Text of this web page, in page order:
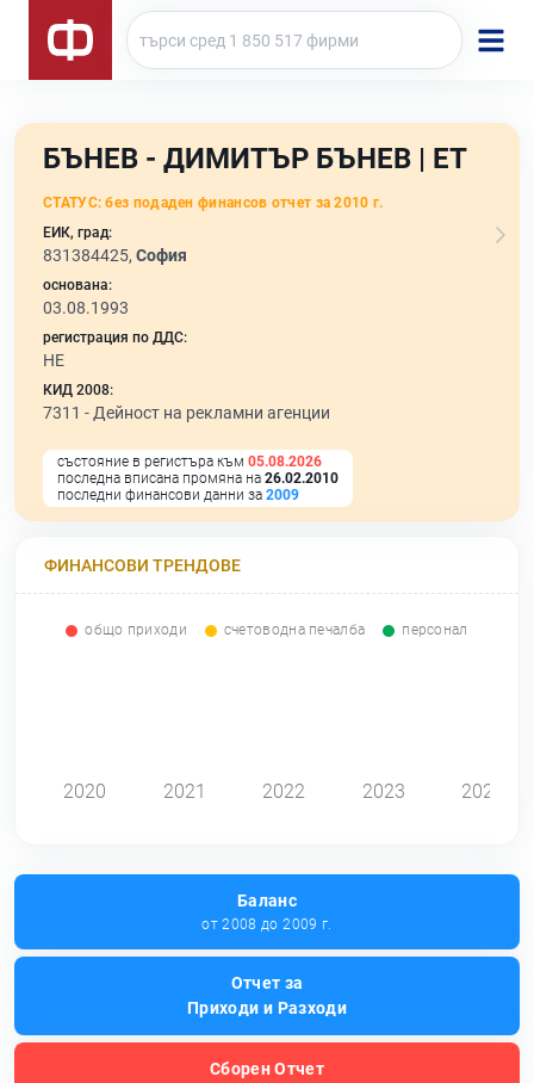
БЪНЕВ - ДИМИТЪР БЪНЕВ | ЕТ
СТАТУС: без подаден финансов отчет за 2010 г.
ЕИК, град:
831384425, София
основана:
03.08.1993
регистрация по ДДС:
НЕ
КИД 2008:
7311 - Дейност на рекламни агенции
състояние в регистъра към 05.08.2026
последна вписана промяна на 26.02.2010
последни финансови данни за 2009
ФИНАНСОВИ ТРЕНДОВЕ
общо приходи счетоводна печалба персонал
2020 2021 2022 2023 2024
Баланс
от 2008 до 2009 г.
Отчет за
Приходи и Разходи
Сборен Отчет